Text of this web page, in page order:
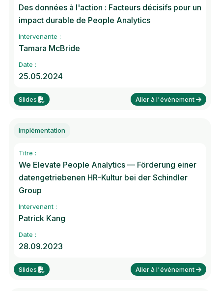
Des données à l'action : Facteurs décisifs pour un
impact durable de People Analytics
Intervenante :
Tamara McBride
Date :
25.05.2024
Slides Aller à l'événement
Implémentation
Titre :
We Elevate People Analytics — Förderung einer
datengetriebenen HR-Kultur bei der Schindler
Group
Intervenant :
Patrick Kang
Date :
28.09.2023
Slides Aller à l'événement